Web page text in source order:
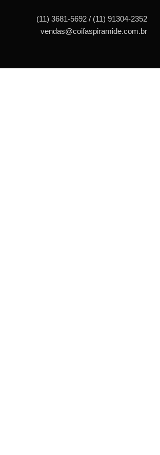
(11) 3681-5692 / (11) 91304-2352
vendas@coifaspiramide.com.br